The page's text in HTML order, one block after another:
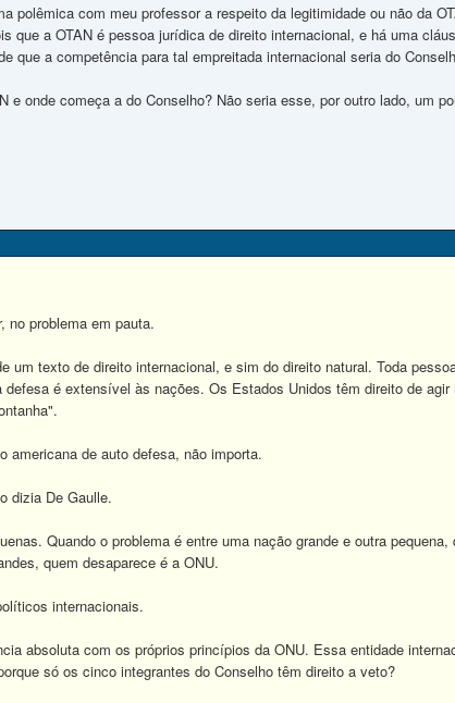
polêmica com meu professor a respeito da legitimidade ou não da
a OTAN é pessoa jurídica de direito internacional, e há uma
que a competência para tal empreitada internacional seria do
onde começa a do Conselho? Não seria esse, por outro lado, um
no problema em pauta.
um texto de direito internacional, e sim do direito natural. Toda
é extensível às nações. Os Estados Unidos têm direito de
americana de auto defesa, não importa.
dizia De Gaulle.
Quando o problema é entre uma nação grande e outra
quem desaparece é a ONU.
internacionais.
absoluta com os próprios princípios da ONU. Essa entidade
só os cinco integrantes do Conselho têm direito a veto?